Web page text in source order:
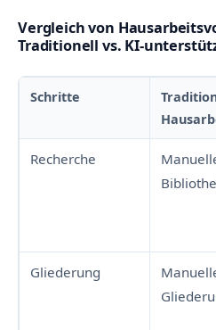
Vergleich von
Traditionell vs. KI-
Schritte
Recherche
Gliederung